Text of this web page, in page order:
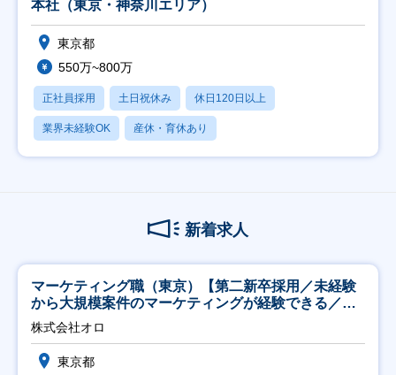
本社（東京・神奈川エリア）
東京都
550万~800万
正社員採用 土日祝休み 休日120日以上
業界未経験OK 産休・育休あり
新着求人
マーケティング職（東京）【第二新卒採用／未経験
から大規模案件のマーケティングが経験できる／研
修充実】
株式会社オロ
東京都